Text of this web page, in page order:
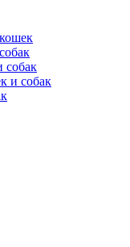
собак
и собак